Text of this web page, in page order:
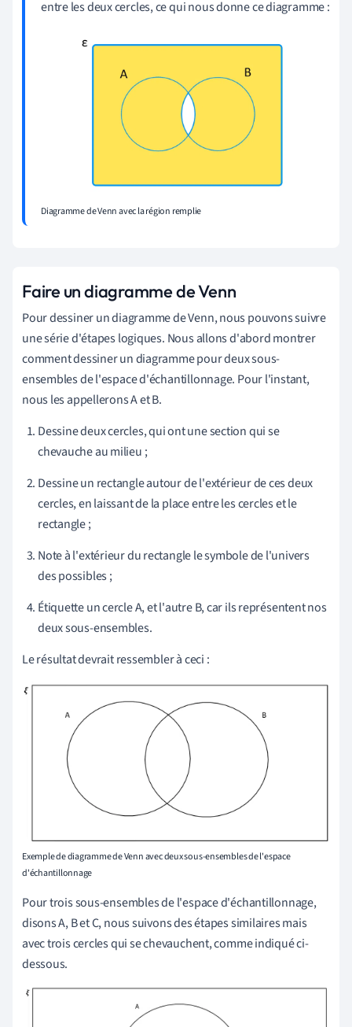
entre les deux cercles, ce qui nous donne ce diagramme :
Diagramme de Venn avec la région remplie
Faire un diagramme de Venn
Pour dessiner un diagramme de Venn, nous pouvons suivre
une série d'étapes logiques. Nous allons d'abord montrer
comment dessiner un diagramme pour deux sous-
ensembles de l'espace d'échantillonnage. Pour l'instant,
nous les appellerons A et B.
Dessine deux cercles, qui ont une section qui se
chevauche au milieu ;
Dessine un rectangle autour de l'extérieur de ces deux
cercles, en laissant de la place entre les cercles et le
rectangle ;
Note à l'extérieur du rectangle le symbole de l'univers
des possibles ;
Étiquette un cercle A, et l'autre B, car ils représentent nos
deux sous-ensembles.
Le résultat devrait ressembler à ceci :
Exemple de diagramme de Venn avec deux sous-ensembles de l'espace
d'échantillonnage
Pour trois sous-ensembles de l'espace d'échantillonnage,
disons A, B et C, nous suivons des étapes similaires mais
avec trois cercles qui se chevauchent, comme indiqué ci-
dessous.